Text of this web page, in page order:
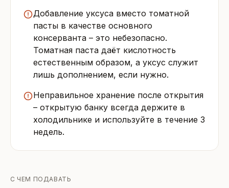
Добавление уксуса вместо томатной
пасты в качестве основного
консерванта – это небезопасно.
Томатная паста даёт кислотность
естественным образом, а уксус служит
лишь дополнением, если нужно.
Неправильное хранение после открытия
– открытую банку всегда держите в
холодильнике и используйте в течение 3
недель.
С ЧЕМ ПОДАВАТЬ